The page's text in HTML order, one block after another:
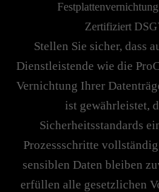
Stellen Sie sicher, dass
Dienstleistende wie die
Vernichtung Ihrer
ist gewährleistet,
Sicherheitsstandards
Prozessschritte
sensiblen Daten bleiben
erfüllen alle gesetzlichen